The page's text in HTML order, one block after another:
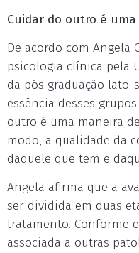
Cuidar do outro é
De acordo com Angela
psicologia clínica pela
da pós graduação
essência desses
outro é uma maneira
modo, a qualidade da
daquele que tem e
Angela afirma que a
ser dividida em duas
tratamento. Conforme
associada a outras